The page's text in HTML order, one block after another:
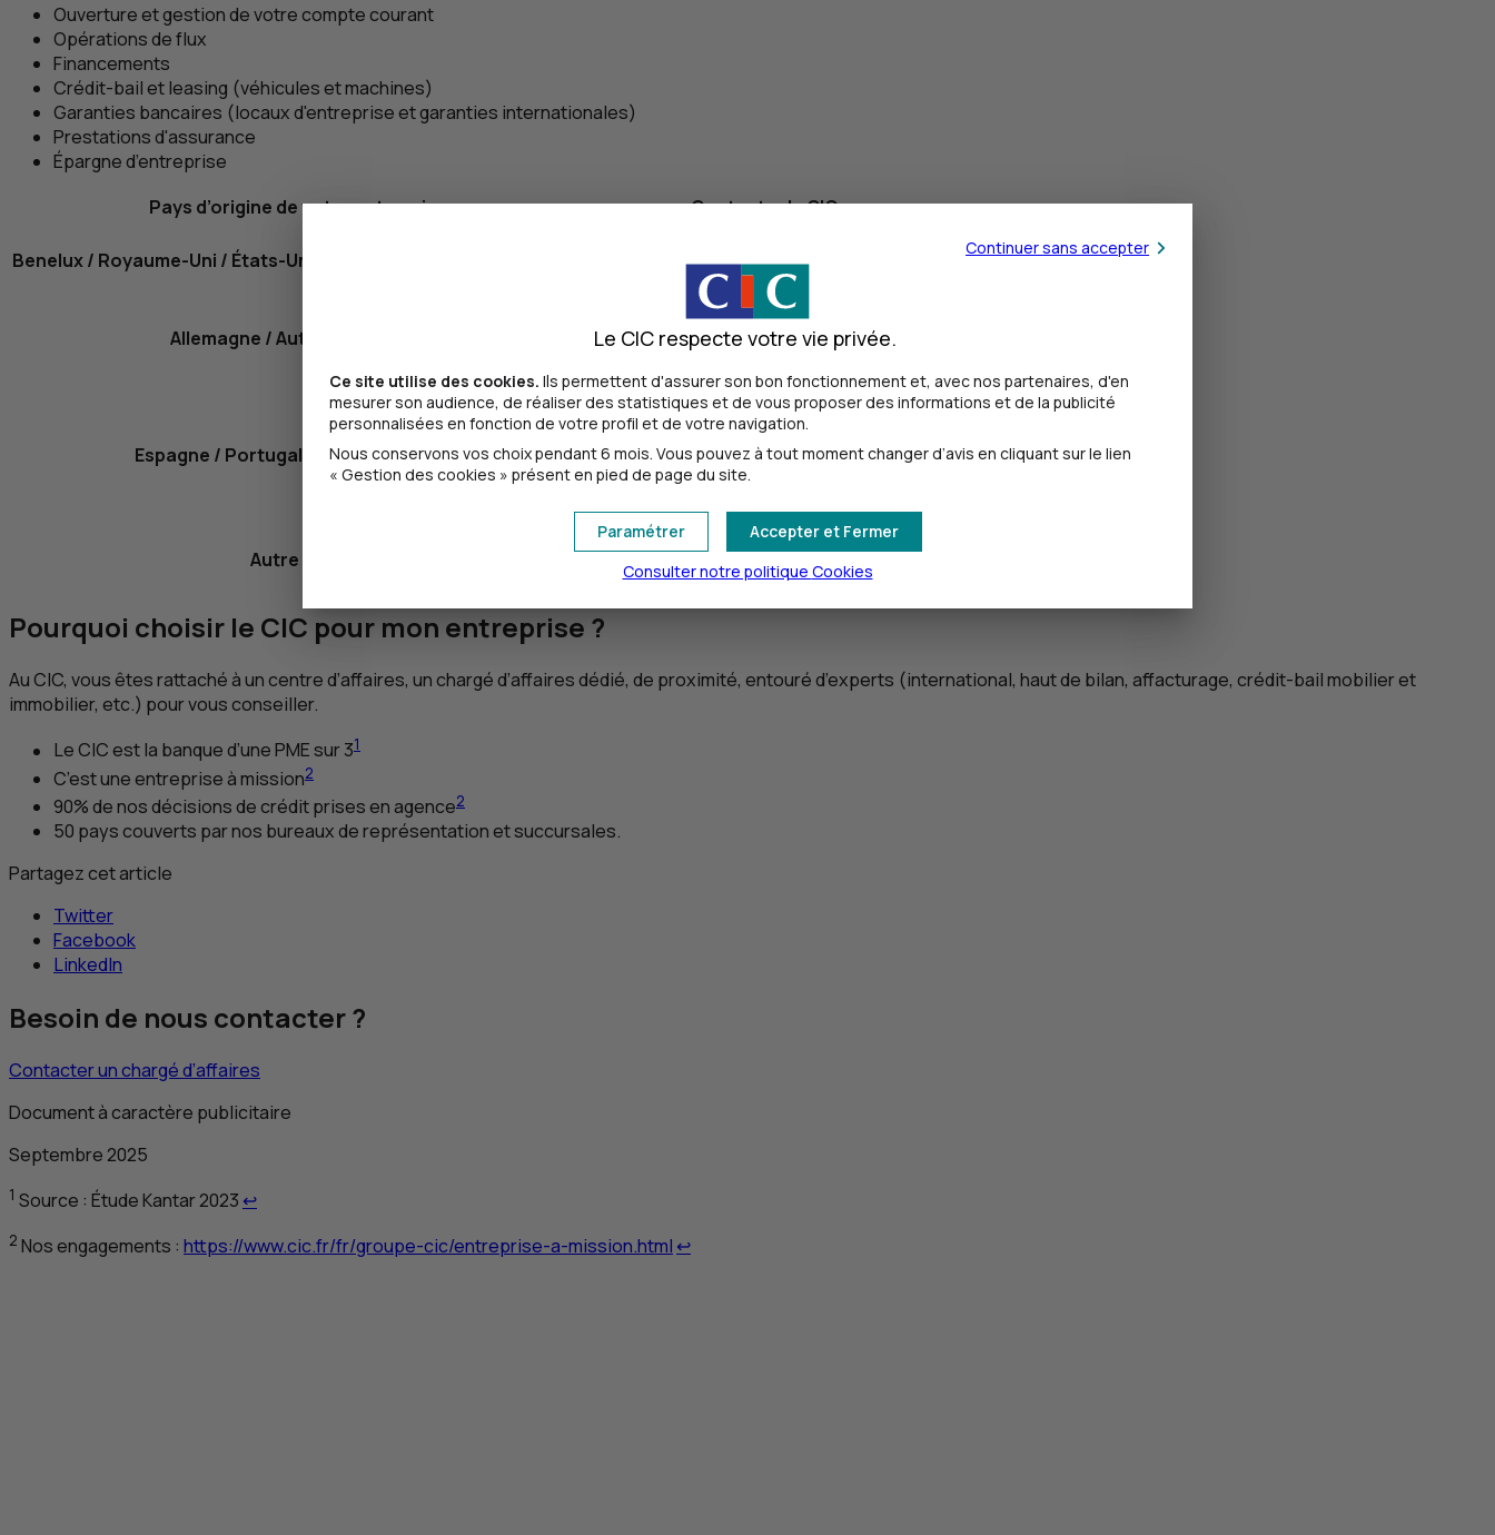
Ouverture et gestion de votre compte courant
Opérations de flux
Financements
Crédit-bail etleasing (véhicules et machines)
Garanties bancaires (locaux d'entreprise et garanties internationales)
Prestations d'assurance
Épargne d’entreprise
Pays d’origine de votre entreprise
Contacter leCIC
Benelux / Royaume-Uni / États-Unis / Canada / Scandinavie / Inde
Nord-Ouest
Nous contacter 17533@cic.fr
Allemagne / Autriche / Suisse
Entreprise Europe
CIC Est
Espagne / Portugal / Amérique du sud
CICIberbanco
CICIle-de-France
Nous contacter
11051@ciciberbanco.fr
CICIberbanco
Nous contacter19560@ciciberbanco.fr
Autre pays
CICDirection des Activités Internationales
Nous contacterreferrals@cmcic.com
Pourquoi choisir le CIC pour mon entreprise ?
AuCIC, vous êtes rattaché à un centre d’affaires, un chargé d’affaires dédié, de proximité, entouré d’experts (international, haut de bilan, affacturage, crédit-bail mobilier et
immobilier, etc.) pour vous conseiller.
LeCICest la banque d’unePMEsur 31
C’est une entreprise à mission2
90% de nos décisions de crédit prises en agence2
50 pays couverts par nos bureaux de représentation et succursales.
Partagez cet article
Twitter
Facebook
LinkedIn
Besoin de nous contacter ?
Contacter un chargé d’affaires
Document à caractère publicitaire
Septembre 2025
1 Source : Étude Kantar 2023 ↩Retour au renvoi 1
2 Nos engagements : https://www.cic.fr/fr/groupe-cic/entreprise-a-mission.html ↩Retour au renvoi 2
Continuer sans accepter
Le CIC respecte votre vie privée.
Ce site utilise des cookies. Ils permettent d'assurer son bon fonctionnement et, avec nos partenaires, d'en
mesurer son audience, de réaliser des statistiques et de vous proposer des informations et de la publicité
personnalisées en fonction de votre profil et de votre navigation.
Nous conservons vos choix pendant 6 mois. Vous pouvez à tout moment changer d’avis en cliquant sur le lien
« Gestion des cookies » présent en pied de page du site.
Accepter et Fermer
Paramétrer
Consulter notre politique Cookies